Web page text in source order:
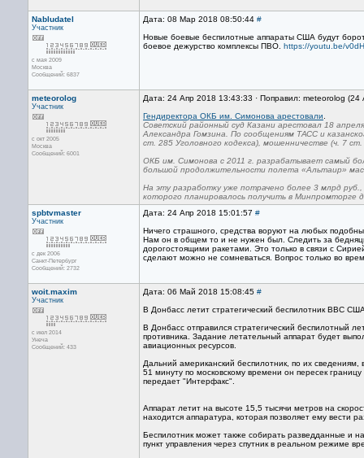
Nabludatel
Участник
с мая 2009
Москва
Сообщений: 6837
Дата: 08 Мар 2018 08:50:44 #
Новые боевые беспилотные аппараты США будут
боевое дежурство комплексы ПВО. https://youtu.be/
meteorolog
Участник
с окт 2005
Москва
Сообщений: 6001
Дата: 24 Апр 2018 13:43:33 · Поправил: meteorolog
Гендиректора ОКБ им. Симонова арестовали
Советский районный суд Казани арестовал 18
Александра Гомзина. По сообщениям ТАСС и
ст. 285 Уголовного кодекса), мошенничестве (ч. 7
ОКБ им. Симонова с 2011 г. разрабатывает самый
большой продолжительности полета «Альтаир»
На эту разработку уже потрачено более 3 млрд
которого планировалось получить в Минпромторге
spbtvmaster
Участник
с дек 2006
Санкт-Петербург
Сообщений: 2732
Дата: 24 Апр 2018 15:01:57 #
Ничего страшного, средства воруют на любых
Нам он в общем то и не нужен был. Следить за
дорогостоящими ракетами. Это только в связи с
сделают можно не сомневаться. Вопрос только во
woit.maxim
Участник
с июл 2014
Унеча
Сообщений: 433
Дата: 06 Май 2018 15:08:45 #
В Донбасс летит стратегический беспилотник ВВС
В Донбасс отправился стратегический беспилотный
противника. Задание летательный аппарат будет
авиационных ресурсов.
Дальний американский беспилотник, по их
51 минуту по московскому времени он пересек
передает "Интерфакс".
Аппарат летит на высоте 15,5 тысячи метров на
находится аппаратура, которая позволяет ему вести
Беспилотник может также собирать разведданные и
пункт управления через спутник в реальном режиме